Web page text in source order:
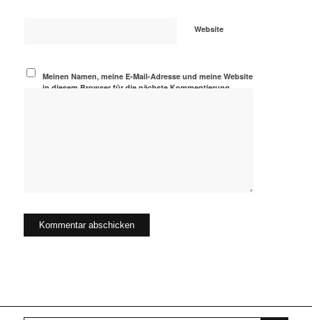
Website
Meinen Namen, meine E-Mail-Adresse und meine Website
in diesem Browser für die nächste Kommentierung